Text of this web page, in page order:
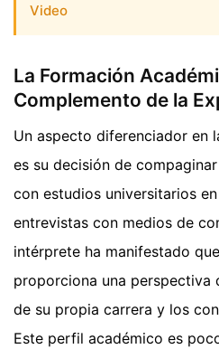
Video
La Formación
Complemento de la
Un aspecto diferenciador en
es su decisión de
con estudios universitarios
entrevistas con medios de
intérprete ha manifestado
proporciona una perspectiva
de su propia carrera y los
Este perfil académico es